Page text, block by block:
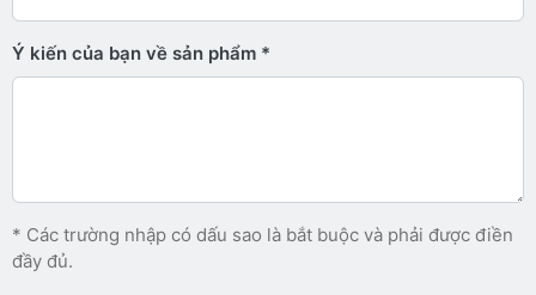
Ý kiến ​​của bạn về sản phẩm
* Các trường nhập có dấu sao là bắt buộc và phải được điền
đầy đủ.